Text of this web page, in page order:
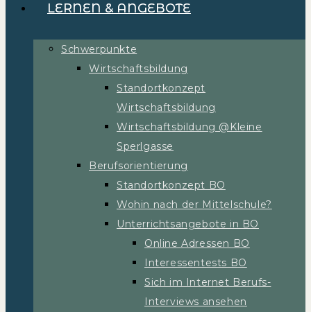
LERNEN & ANGEBOTE
Schwerpunkte
Wirtschaftsbildung
Standortkonzept
Wirtschaftsbildung
Wirtschaftsbildung @Kleine
Sperlgasse
Berufsorientierung
Standortkonzept BO
Wohin nach der Mittelschule?
Unterrichtsangebote in BO
Online Adressen BO
Interessentests BO
Sich im Internet Berufs-
Interviews ansehen